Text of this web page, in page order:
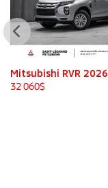
Mitsubishi RVR 2026
32 060$